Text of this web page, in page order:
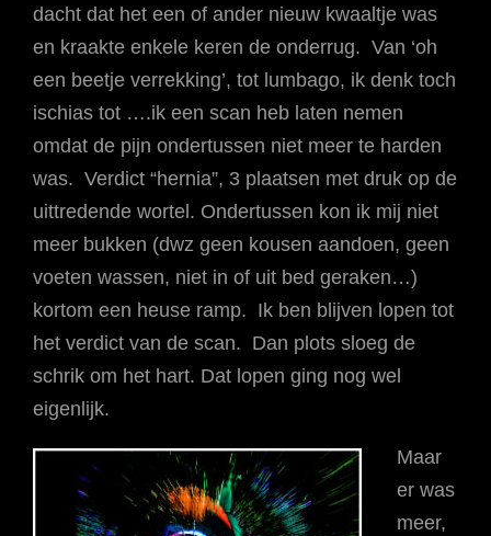
dacht dat het een of ander nieuw kwaaltje was
en kraakte enkele keren de onderrug. Van ‘oh
een beetje verrekking’, tot lumbago, ik denk toch
ischias tot ….ik een scan heb laten nemen
omdat de pijn ondertussen niet meer te harden
was. Verdict “hernia”, 3 plaatsen met druk op de
uittredende wortel. Ondertussen kon ik mij niet
meer bukken (dwz geen kousen aandoen, geen
voeten wassen, niet in of uit bed geraken…)
kortom een heuse ramp. Ik ben blijven lopen tot
het verdict van de scan. Dan plots sloeg de
schrik om het hart. Dat lopen ging nog wel
eigenlijk.
Maar
er was
meer,